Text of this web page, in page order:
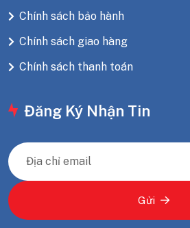
Chính sách bảo hành
Chính sách giao hàng
Chính sách thanh toán
Đăng Ký Nhận Tin
Gửi